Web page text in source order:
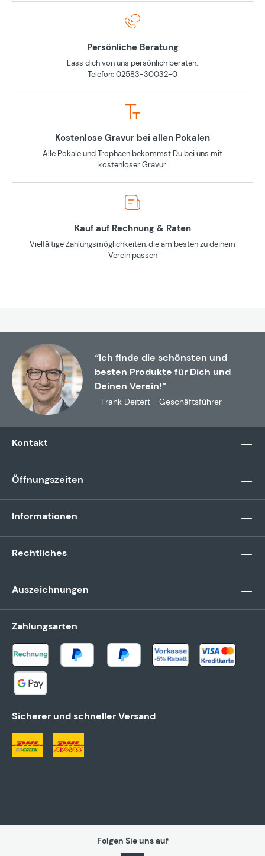
Persönliche Beratung
Lass dich von uns persönlich beraten.
Telefon: 02583-30032-0
Kostenlose Gravur bei allen Pokalen
Alle Pokale und Trophäen bekommst Du bei uns mit
kostenloser Gravur.
Kauf auf Rechnung & Raten
Vielfältige Zahlungsmöglichkeiten, die am besten zu deinem
Verein passen
“Ich finde die schönsten und
besten Produkte für Dich und
Deinen Verein!”
- Frank Deitert - Geschäftsführer
Kontakt
Öffnungszeiten
Informationen
Rechtliches
Auszeichnungen
Zahlungsarten
Sicherer und schneller Versand
Folgen Sie uns auf